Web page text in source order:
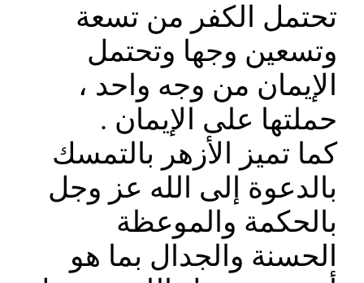
تحتمل الكفر من تسعة
وتسعين وجها وتحتمل
الإيمان من وجه واحد ،
حملتها على الإيمان .
كما تميز الأزهر بالتمسك
بالدعوة إلى الله عز وجل
بالحكمة والموعظة
الحسنة والجدال بما هو